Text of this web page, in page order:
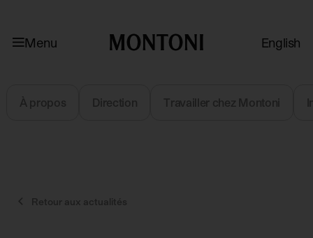
Menu English
À propos Direction Travailler chez Montoni
Retour aux actualités